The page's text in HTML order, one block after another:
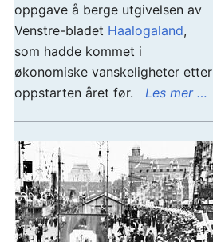
oppgave å berge utgivelsen av
Venstre-bladet Haalogaland,
som hadde kommet i
økonomiske vanskeligheter etter
oppstarten året før. Les mer …